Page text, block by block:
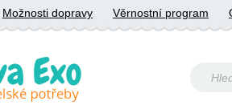
Možnosti dopravy Věrnostní program